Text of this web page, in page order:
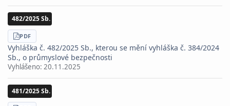
482/2025 Sb.
STÁHNOUT
PDF
Vyhláška č. 482/2025 Sb., kterou se mění vyhláška č. 384/2024
Sb., o průmyslové bezpečnosti
Vyhlášeno: 20.11.2025
481/2025 Sb.